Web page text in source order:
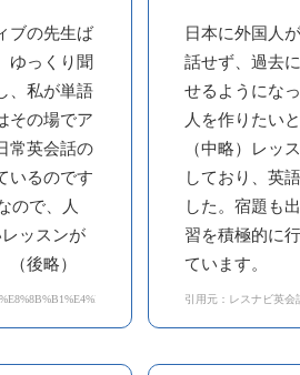
ブの先生ば
ゆっくり聞
、私が単語
その場でア
常英会話の
いるのです
ので、人
ッスンが
後略）
247/739/
日本に外国人
話せず、過去
せるようにな
人を作りたい
（中略）レッ
しており、英
した。宿題も
習を積極的に
ています。
引用元：レスナビ英会